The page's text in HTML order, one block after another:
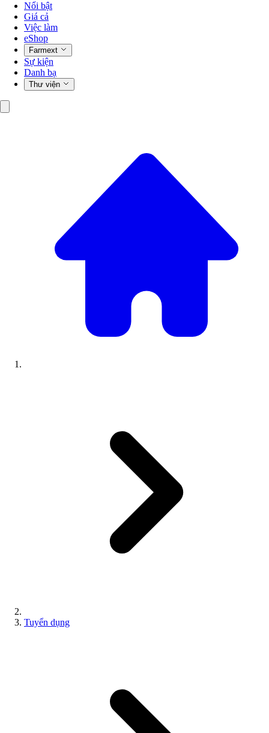
Nổi bật
Giá cả
Việc làm
eShop
Farmext
Sự kiện
Danh bạ
Thư viện
Tuyển dụng